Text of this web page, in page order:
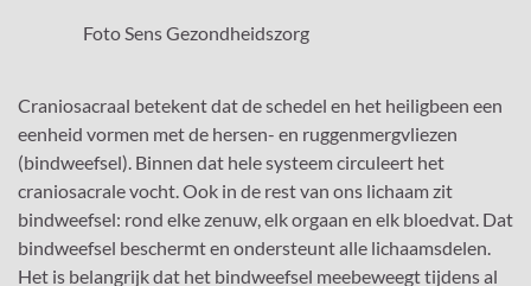
Foto Sens Gezondheidszorg
Craniosacraal betekent dat de schedel en het heiligbeen een
eenheid vormen met de hersen- en ruggenmergvliezen
(bindweefsel). Binnen dat hele systeem circuleert het
craniosacrale vocht. Ook in de rest van ons lichaam zit
bindweefsel: rond elke zenuw, elk orgaan en elk bloedvat. Dat
bindweefsel beschermt en ondersteunt alle lichaamsdelen.
Het is belangrijk dat het bindweefsel meebeweegt tijdens al